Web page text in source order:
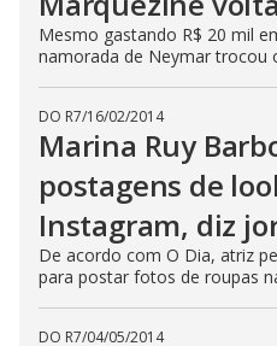
Mesmo gastando R$ 20 mil
namorada de Neymar trocou
DO R7/16/02/2014
Marina Ruy
postagens de
Instagram, diz
De acordo com O Dia, atriz
para postar fotos de roupas
DO R7/04/05/2014